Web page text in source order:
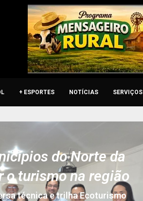
+ ESPORTES NOTÍCIAS SERVIÇOS
do Norte da
o turismo na região
técnica e trilha Ecoturismo